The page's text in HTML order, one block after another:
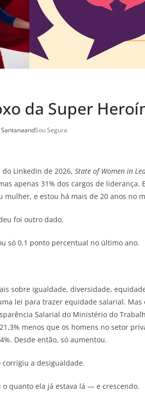
da Super
andSou Segura
LinkedIn de 2026, State of Women in
apenas 31% dos cargos de
e estou há mais de 20 anos no
foi outro dado.
só 0,1 ponto percentual no último ano.
sobre igualdade, diversidade,
lei para trazer equidade salarial. Mas
Salarial do Ministério do
menos que os homens no setor
Desde então, só aumentou.
a desigualdade.
o quanto ela já estava lá — e crescendo.